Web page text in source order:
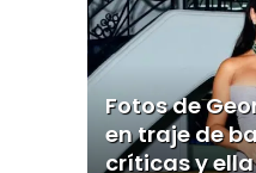
Fotos de
en traje de
críticas y